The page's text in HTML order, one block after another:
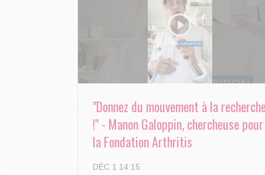
"Donnez du mouvement à la
!" - Manon Galoppin, chercheuse pour
la Fondation Arthritis
DÉC 1 14:15